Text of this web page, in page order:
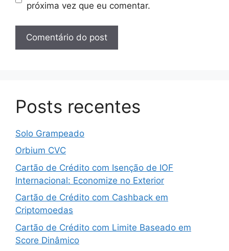
próxima vez que eu comentar.
Posts recentes
Solo Grampeado
Orbium CVC
Cartão de Crédito com Isenção de IOF
Internacional: Economize no Exterior
Cartão de Crédito com Cashback em
Criptomoedas
Cartão de Crédito com Limite Baseado em
Score Dinâmico